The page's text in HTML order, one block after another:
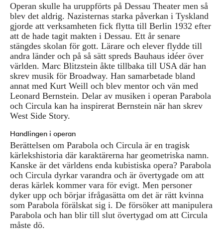
Operan skulle ha uruppförts på Dessau Theater men så
blev det aldrig. Nazisternas starka påverkan i Tyskland
gjorde att verksamheten fick flytta till Berlin 1932 efter
att de hade tagit makten i Dessau. Ett år senare
stängdes skolan för gott. Lärare och elever flydde till
andra länder och på så sätt spreds Bauhaus idéer över
världen. Marc Blitzstein åkte tillbaka till USA där han
skrev musik för Broadway. Han samarbetade bland
annat med Kurt Weill och blev mentor och vän med
Leonard Bernstein. Delar av musiken i operan Parabola
och Circula kan ha inspirerat Bernstein när han skrev
West Side Story.
Handlingen i operan
Berättelsen om Parabola och Circula är en tragisk
kärlekshistoria där karaktärerna har geometriska namn.
Kanske är det världens enda kubistiska opera? Parabola
och Circula dyrkar varandra och är övertygade om att
deras kärlek kommer vara för evigt. Men personer
dyker upp och börjar ifrågasätta om det är rätt kvinna
som Parabola förälskat sig i. De försöker att manipulera
Parabola och han blir till slut övertygad om att Circula
måste dö.